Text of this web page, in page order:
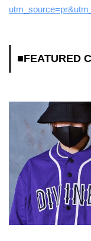
■FEATURED